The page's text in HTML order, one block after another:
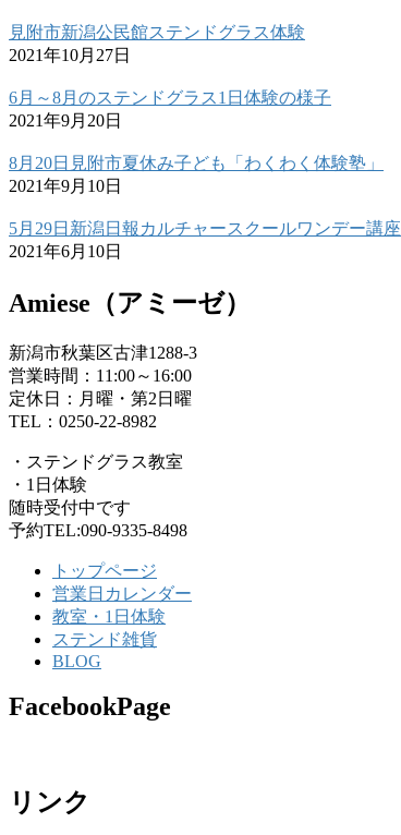
見附市新潟公民館ステンドグラス体験
2021年10月27日
6月～8月のステンドグラス1日体験の様子
2021年9月20日
8月20日見附市夏休み子ども「わくわく体験塾」
2021年9月10日
5月29日新潟日報カルチャースクールワンデー講座
2021年6月10日
Amiese（アミーゼ）
新潟市秋葉区古津1288-3
営業時間：11:00～16:00
定休日：月曜・第2日曜
TEL：0250-22-8982
・ステンドグラス教室
・1日体験
随時受付中です
予約TEL:090-9335-8498
トップページ
営業日カレンダー
教室・1日体験
ステンド雑貨
BLOG
FacebookPage
リンク